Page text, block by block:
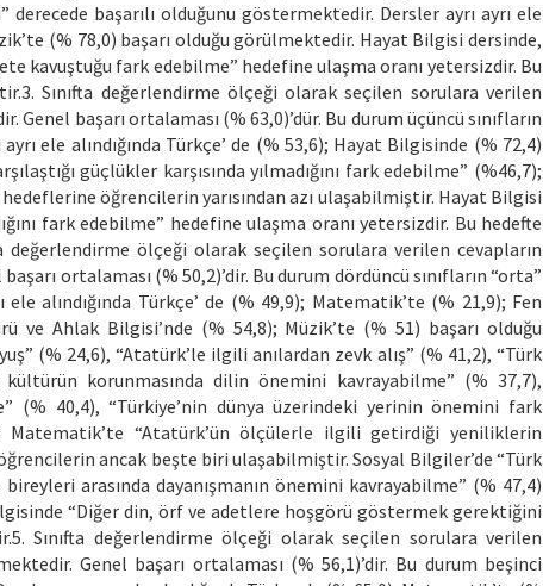
derecede başarılı olduğunu göstermektedir. Dersler ayrı ayrı ele
(% 78,0) başarı olduğu görülmektedir. Hayat Bilgisi dersinde,
kavuştuğu fark edebilme” hedefine ulaşma oranı yetersizdir. Bu
Sınıfta değerlendirme ölçeği olarak seçilen sorulara verilen
başarı ortalaması (% 63,0)’dür. Bu durum üçüncü sınıfların
ele alındığında Türkçe’ de (% 53,6); Hayat Bilgisinde (% 72,4)
güçlükler karşısında yılmadığını fark edebilme” (%46,7);
öğrencilerin yarısından azı ulaşabilmiştir. Hayat Bilgisi
fark edebilme” hedefine ulaşma oranı yetersizdir. Bu hedefte
değerlendirme ölçeği olarak seçilen sorulara verilen cevapların
ortalaması (% 50,2)’dir. Bu durum dördüncü sınıfların “orta”
alındığında Türkçe’ de (% 49,9); Matematik’te (% 21,9); Fen
ve Ahlak Bilgisi’nde (% 54,8); Müzik’te (% 51) başarı olduğu
(% 24,6), “Atatürk’le ilgili anılardan zevk alış” (% 41,2), “Türk
korunmasında dilin önemini kavrayabilme” (% 37,7),
(% 40,4), “Türkiye’nin dünya üzerindeki yerinin önemini fark
“Atatürk’ün ölçülerle ilgili getirdiği yeniliklerin
ancak beşte biri ulaşabilmiştir. Sosyal Bilgiler’de “Türk
arasında dayanışmanın önemini kavrayabilme” (% 47,4)
“Diğer din, örf ve adetlere hoşgörü göstermek gerektiğini
Sınıfta değerlendirme ölçeği olarak seçilen sorulara verilen
Genel başarı ortalaması (% 56,1)’dir. Bu durum beşinci